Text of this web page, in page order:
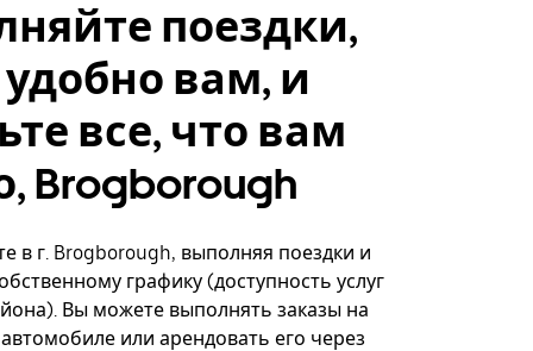
поездки,
удобно вам, и
все, что вам
Brogborough
в г. Brogborough, выполняя поездки и
графику (доступность услуг
Вы можете выполнять заказы на
или арендовать его через